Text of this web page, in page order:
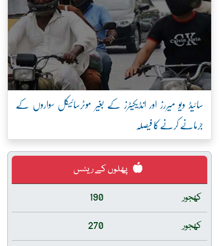
سائیڈ ویو میررز اور انڈیکیٹرز کے بغیر موٹرسائیکل سواروں کے
جرمانے کرنے کا فیصلہ
پھلوں کے ریٹس
کھجور
190
کھجور
270